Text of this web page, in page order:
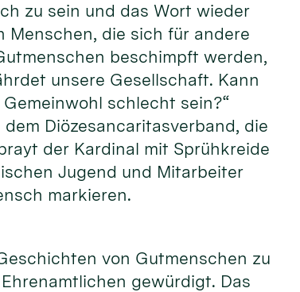
zu sein und das Wort wieder
Menschen, die sich für andere
beschimpft werden,
unsere Gesellschaft. Kann
schlecht sein?“
Diözesancaritasverband, die
der Kardinal mit Sprühkreide
Jugend und Mitarbeiter
markieren.
von Gutmenschen zu
gewürdigt. Das